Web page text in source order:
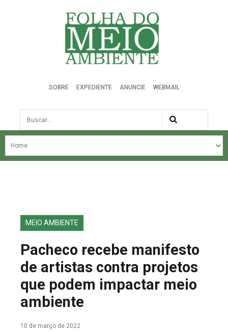
Folha do Meio Ambiente
SOBRE EXPEDIENTE ANUNCIE WEBMAIL
Busca
NOSSA HISTÓRIA
EDIÇÕES ANTERIORES
FALE CONOSCO
MEIO AMBIENTE
Pacheco recebe manifesto
de artistas contra projetos
que podem impactar meio
ambiente
10 de março de 2022